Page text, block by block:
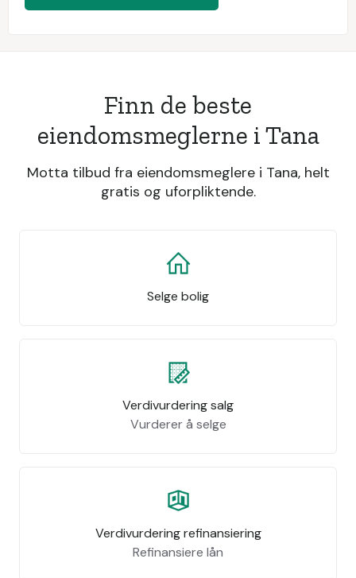
Finn de beste
eiendomsmeglerne i Tana
Motta tilbud fra eiendomsmeglere i Tana, helt
gratis og uforpliktende.
Selge bolig
Verdivurdering salg
Vurderer å selge
Verdivurdering refinansiering
Refinansiere lån